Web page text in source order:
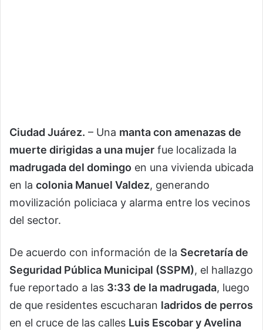
Ciudad Juárez. – Una manta con amenazas de
muerte dirigidas a una mujer fue localizada la
madrugada del domingo en una vivienda ubicada
en la colonia Manuel Valdez, generando
movilización policiaca y alarma entre los vecinos
del sector.
De acuerdo con información de la Secretaría de
Seguridad Pública Municipal (SSPM), el hallazgo
fue reportado a las 3:33 de la madrugada, luego
de que residentes escucharan ladridos de perros
en el cruce de las calles Luis Escobar y Avelina